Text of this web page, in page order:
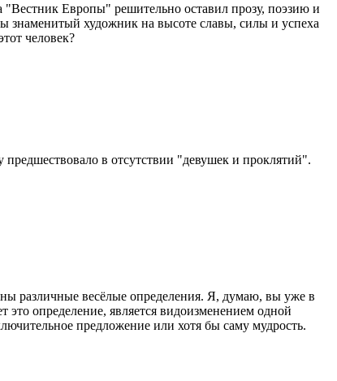
"Вестник Европы" решительно оставил прозу, поэзию и
знаменитый художник на высоте славы, силы и успеха
человек?
в отсутствии "девушек и проклятий".
различные весёлые определения. Я, думаю, вы уже в
определение, является видоизменением одной
предложение или хотя бы саму мудрость.